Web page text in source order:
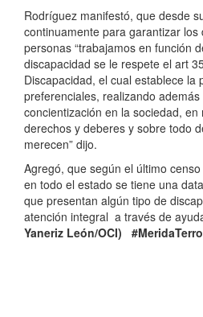
Rodríguez manifestó, que desde
continuamente para garantizar los
personas “trabajamos en función
discapacidad se le respete el art
Discapacidad, el cual establece la
preferenciales, realizando
concientización en la sociedad,
derechos y deberes y sobre todo
merecen” dijo.
Agregó, que según el último
en todo el estado se tiene una
que presentan algún tipo de
atención integral a través de
Yaneriz León/OCI)